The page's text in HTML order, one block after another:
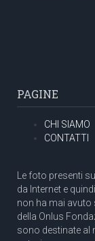
PAGINE
CHI SIAMO
CONTATTI
Le foto presenti
da Internet e
non ha mai
della Onlus
sono destinate al